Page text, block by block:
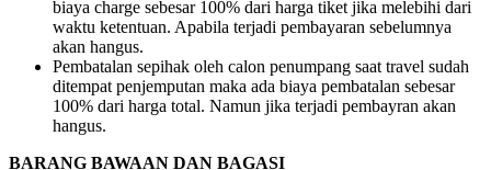
biaya charge sebesar 100% dari harga tiket jika melebihi dari
waktu ketentuan. Apabila terjadi pembayaran sebelumnya
akan hangus.
Pembatalan sepihak oleh calon penumpang saat travel sudah
ditempat penjemputan maka ada biaya pembatalan sebesar
100% dari harga total. Namun jika terjadi pembayran akan
hangus.
BARANG BAWAAN DAN BAGASI